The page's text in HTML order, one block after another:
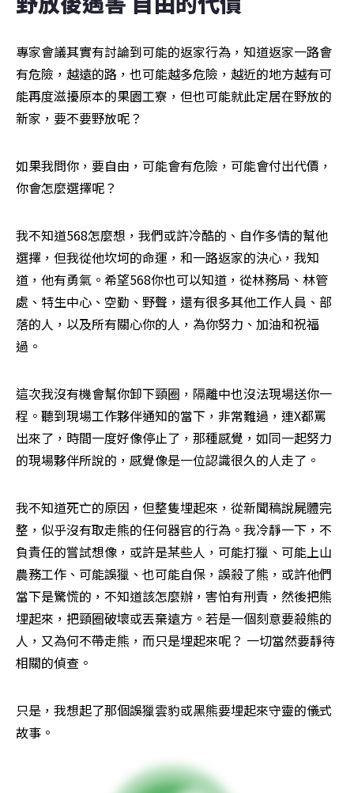
專家會議其實有討論到可能的返家行為，知道返家一路會
有危險，越遠的路，也可能越多危險，越近的地方越有可
能再度滋擾原本的果園工寮，但也可能就此定居在野放的
新家，要不要野放呢？
如果我問你，要自由，可能會有危險，可能會付出代價，
你會怎麼選擇呢？
我不知道568怎麼想，我們或許冷酷的、自作多情的幫他
選擇，但我從他坎坷的命運，和一路返家的決心，我知
道，他有勇氣。希望568你也可以知道，從林務局、林管
處、特生中心、空勤、野聲，還有很多其他工作人員、部
落的人，以及所有關心你的人，為你努力、加油和祝福
過。
這次我沒有機會幫你卸下頸圈，隔離中也沒法現場送你一
程。聽到現場工作夥伴通知的當下，非常難過，連X都罵
出來了，時間一度好像停止了，那種感覺，如同一起努力
的現場夥伴所說的，感覺像是一位認識很久的人走了。
我不知道死亡的原因，但整隻埋起來，從新聞稿說屍體完
整，似乎沒有取走熊的任何器官的行為。我冷靜一下，不
負責任的嘗試想像，或許是某些人，可能打獵、可能上山
農務工作、可能誤獵、也可能自保，誤殺了熊，或許他們
當下是驚慌的，不知道該怎麼辦，害怕有刑責，然後把熊
埋起來，把頸圈破壞或丟棄遠方。若是一個刻意要殺熊的
人，又為何不帶走熊，而只是埋起來呢？ 一切當然要靜待
相關的偵查。
只是，我想起了那個誤獵雲豹或黑熊要埋起來守靈的儀式
故事。